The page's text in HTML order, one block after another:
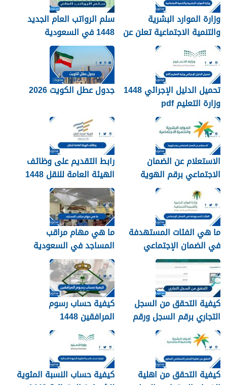
وزارة الموارد البشرية
والتنمية الاجتماعية تعلن عن
تفعيل نظام الضمان
الاجتماعي المطور والجديد
1448
سلم الرواتب العام الجديد
1448 في السعودية
تحميل الدليل الإجرائي 1448
وزارة التعليم pdf
جدول عطل الكويت 2026
الاستعلام عن الضمان
الاجتماعي برقم الهوية
1448
رابط التقديم على وظائف
الهيئة العامة للنقل 1448
في الرياض
ما هي الفئات المستهدفة
في الضمان الإجتماعي
الجديد 1448
ما هي مهام مراقب
المساجد في السعودية
1448
كيفية التحقق من السجل
التجاري برقم السجل ورقم
الهوية 1448
كيفية حساب رسوم
المرافقين 1448
كيفية التحقق من اهلية
كيفية حساب النسبة المئوية